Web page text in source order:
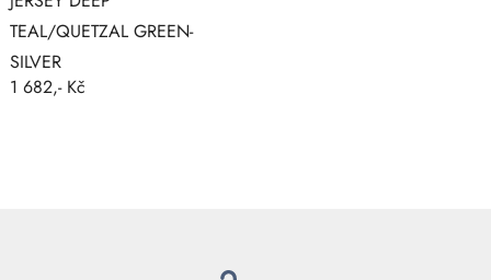
TEAL/QUETZAL GREEN-
SILVER
1 682,- Kč